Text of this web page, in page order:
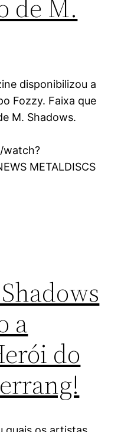
de M.
disponibilizou a
Fozzy. Faixa que
M. Shadows.
watch?
METALDISCS
a
do